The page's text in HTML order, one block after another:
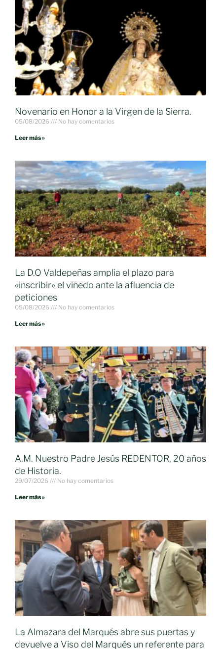
Novenario en Honor a la Virgen de la Sierra.
05/08/2026 No hay comentarios
Leer más »
La D.O Valdepeñas amplia el plazo para
«inscribir» el viñedo ante la afluencia de
peticiones
05/08/2026 No hay comentarios
Leer más »
A.M. Nuestro Padre Jesús REDENTOR, 20 años
de Historia.
29/07/2026 No hay comentarios
Leer más »
La Almazara del Marqués abre sus puertas y
devuelve a Viso del Marqués un referente para